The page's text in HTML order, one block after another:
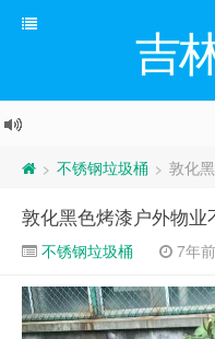
吉
> 不锈钢垃圾桶 > 敦化
敦化黑色烤漆户外物业
不锈钢垃圾桶 7年